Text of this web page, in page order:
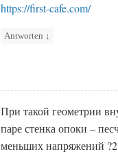
https://first-cafe.com/
Antworten ↓
При такой геометрии
паре стенка опоки –
меньших напряжений